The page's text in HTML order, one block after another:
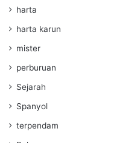
harta
harta karun
mister
perburuan
Sejarah
Spanyol
terpendam